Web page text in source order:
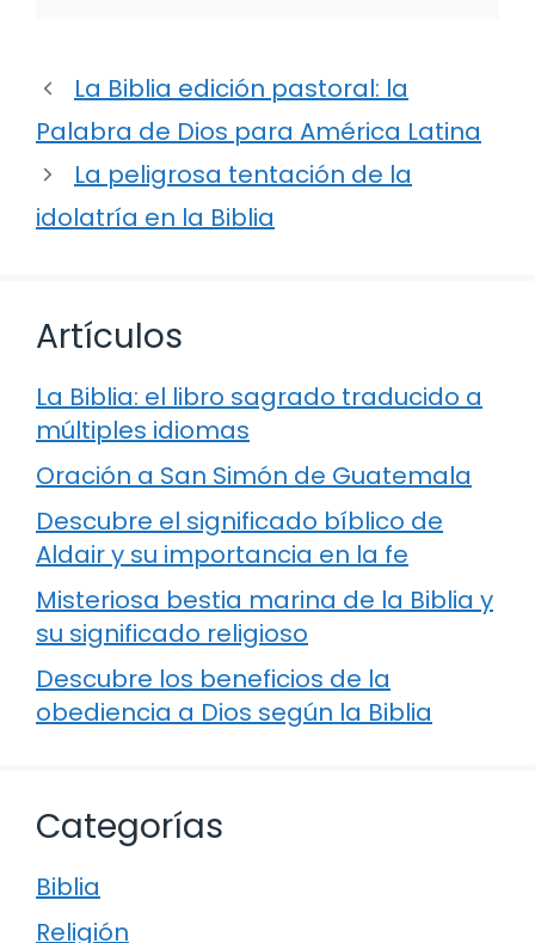
La Biblia edición pastoral: la
Palabra de Dios para América Latina
La peligrosa tentación de la
idolatría en la Biblia
Artículos
La Biblia: el libro sagrado traducido a
múltiples idiomas
Oración a San Simón de Guatemala
Descubre el significado bíblico de
Aldair y su importancia en la fe
Misteriosa bestia marina de la Biblia y
su significado religioso
Descubre los beneficios de la
obediencia a Dios según la Biblia
Categorías
Biblia
Religión